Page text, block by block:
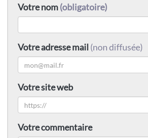
Votre nom(obligatoire)
Votre adresse mail (non diffusée)
Votre site web
Votre commentaire